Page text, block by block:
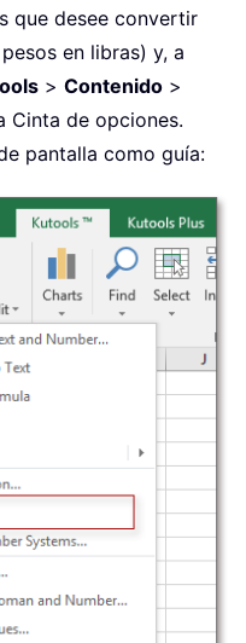
que desee convertir
en libras) y, a
> Contenido >
Cinta de opciones.
pantalla como guía: